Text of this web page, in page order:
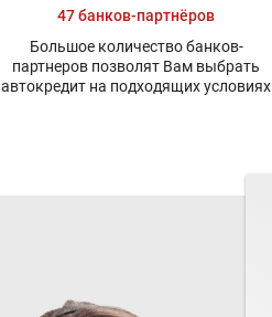
47 банков-партнёров
Большое количество банков-
партнеров позволят Вам выбрать
автокредит на подходящих условиях